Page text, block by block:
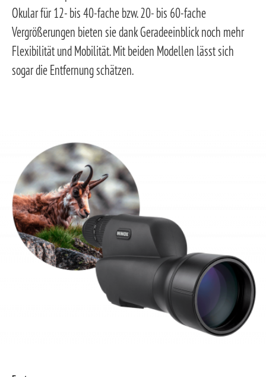
Okular für 12- bis 40-fache bzw. 20- bis 60-fache
Vergrößerungen bieten sie dank Geradeeinblick noch mehr
Flexibilität und Mobilität. Mit beiden Modellen lässt sich
sogar die Entfernung schätzen.